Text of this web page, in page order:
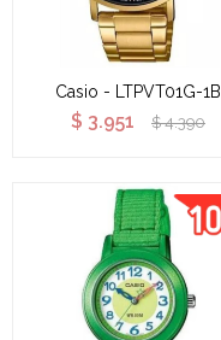
Casio - LTPVT01G-1B
$ 3.951 $ 4.390